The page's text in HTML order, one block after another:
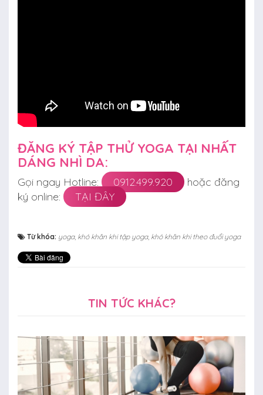
ĐĂNG KÝ TẬP THỬ YOGA TẠI NHẤT
DÁNG NHÌ DA:
Gọi ngay Hotline: 0912.499.920
hoặc đăng
ký online:
TẠI ĐÂY
Từ khóa: yoga, khó khăn khi tập yoga, khó khăn khi theo đuổi yoga
TIN TỨC KHÁC?